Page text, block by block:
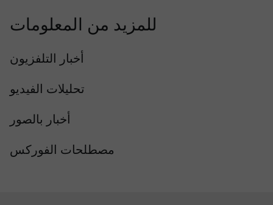
للمزيد من المعلومات
أخبار التلفزيون
تحليلات الفيديو
أخبار بالصور
مصطلحات الفوركس